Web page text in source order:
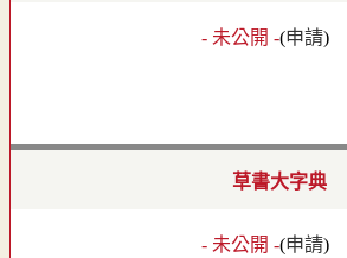
- 未公開 -(申請)
草書大字典
- 未公開 -(申請)